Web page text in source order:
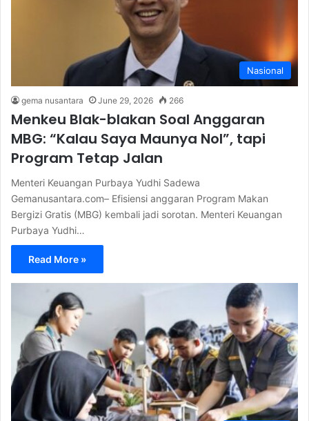
Nasional
gema nusantara June 29, 2026 266
Menkeu Blak-blakan Soal Anggaran
MBG: “Kalau Saya Maunya Nol”, tapi
Program Tetap Jalan
Menteri Keuangan Purbaya Yudhi Sadewa
Gemanusantara.com– Efisiensi anggaran Program Makan
Bergizi Gratis (MBG) kembali jadi sorotan. Menteri Keuangan
Purbaya Yudhi…
Read More »